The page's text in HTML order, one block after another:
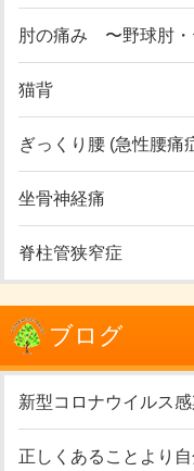
肘の痛み 〜野球肘・
猫背
ぎっくり腰 (急性腰痛
坐骨神経痛
脊柱管狭窄症
ブログ
新型コロナウイルス感
正しくあることより